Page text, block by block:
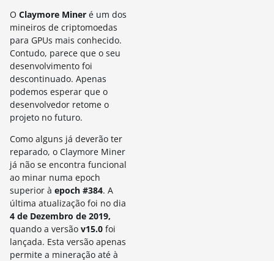
O Claymore Miner é um dos
mineiros de criptomoedas
para GPUs mais conhecido.
Contudo, parece que o seu
desenvolvimento foi
descontinuado. Apenas
podemos esperar que o
desenvolvedor retome o
projeto no futuro.
Como alguns já deverão ter
reparado, o Claymore Miner
já não se encontra funcional
ao minar numa epoch
superior à epoch #384. A
última atualização foi no dia
4 de Dezembro de 2019,
quando a versão v15.0 foi
lançada. Esta versão apenas
permite a mineração até à